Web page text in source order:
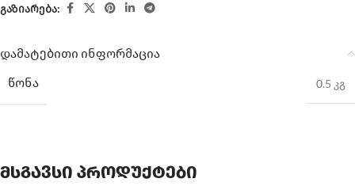
გაზიარება:
დამატებითი ინფორმაცია
ᲬᲝᲜᲐ
0.5 კგ
მსგავსი პროდუქტები